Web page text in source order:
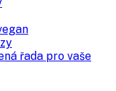
řada pro vaše